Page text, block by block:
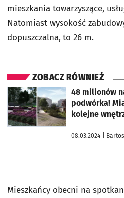
mieszkania towarzyszące,
Natomiast wysokość
dopuszczalna, to 26 m.
ZOBACZ RÓWNIEŻ
48 milionów
podwórka!
kolejne
08.03.2024 |
otworzy się w nowej karcie
Mieszkańcy obecni na